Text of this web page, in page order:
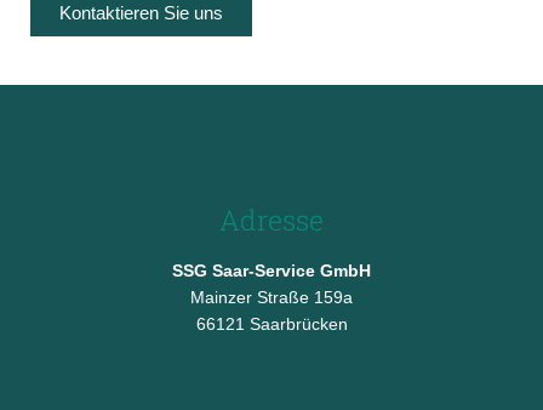
Kontaktieren Sie uns
Adresse
SSG Saar-Service GmbH
Mainzer Straße 159a
66121 Saarbrücken